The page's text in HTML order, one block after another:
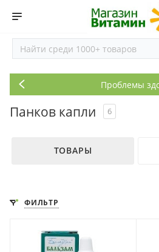
Проблемы
Панков капли 6
ТОВАРЫ
ФИЛЬТР